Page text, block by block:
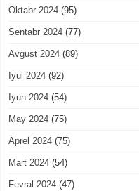
Oktabr 2024 (95)
Sentabr 2024 (77)
Avgust 2024 (89)
Iyul 2024 (92)
Iyun 2024 (54)
May 2024 (75)
Aprel 2024 (75)
Mart 2024 (54)
Fevral 2024 (47)